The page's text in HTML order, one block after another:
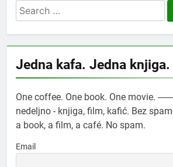
Search
for:
Jedna kafa. Jedna
One coffee. One book. One movie.
nedeljno - knjiga, film, kafić. Bez
a book, a film, a café. No spam.
Email